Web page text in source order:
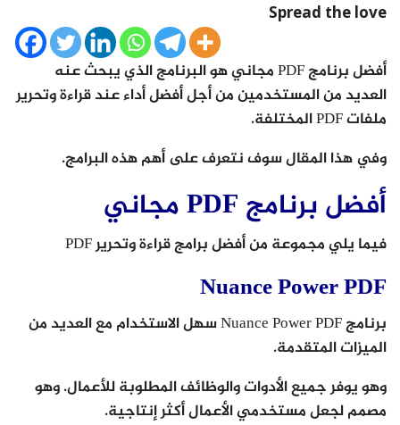
Spread the love
أفضل برنامج PDF مجاني هو البرنامج الذي يبحث عنه
العديد من المستخدمين من أجل أفضل أداء عند قراءة وتحرير
ملفات PDF المختلفة.
وفي هذا المقال سوف نتعرف على أهم هذه البرامج.
أفضل برنامج PDF مجاني
فيما يلي مجموعة من أفضل برامج قراءة وتحرير PDF
Nuance Power PDF
برنامج Nuance Power PDF سهل الاستخدام مع العديد من
الميزات المتقدمة.
وهو يوفر جميع الأدوات والوظائف المطلوبة للأعمال. وهو
مصمم لجعل مستخدمي الأعمال أكثر إنتاجية.